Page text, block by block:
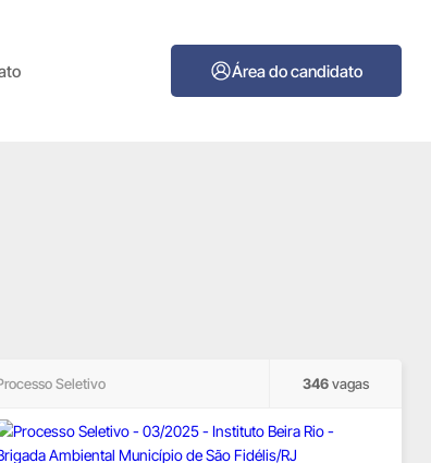
Área do candidato
Seletivo 346vagas